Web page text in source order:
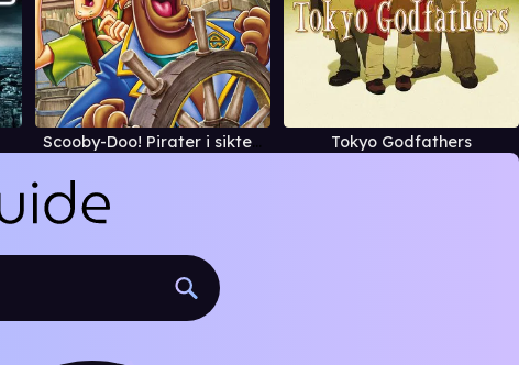
Scooby-Doo! Pirater i sikte! (Norsk tale) Tokyo Godfathers